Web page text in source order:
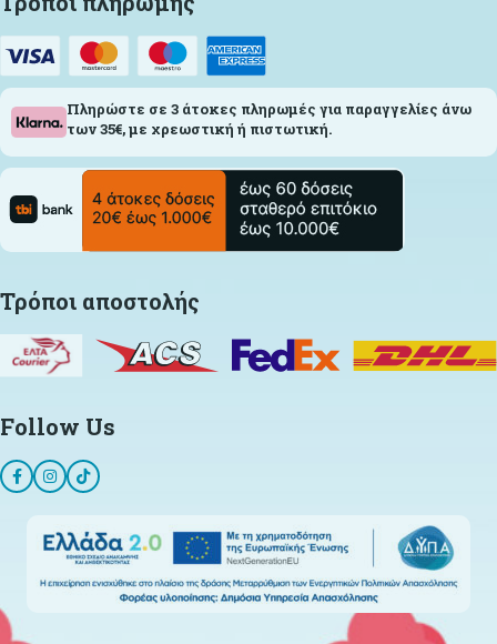
Πληρώστε σε 3 άτοκες πληρωμές για παραγγελίες άνω
των 35€, με χρεωστική ή πιστωτική.
Τρόποι αποστολής
Follow Us